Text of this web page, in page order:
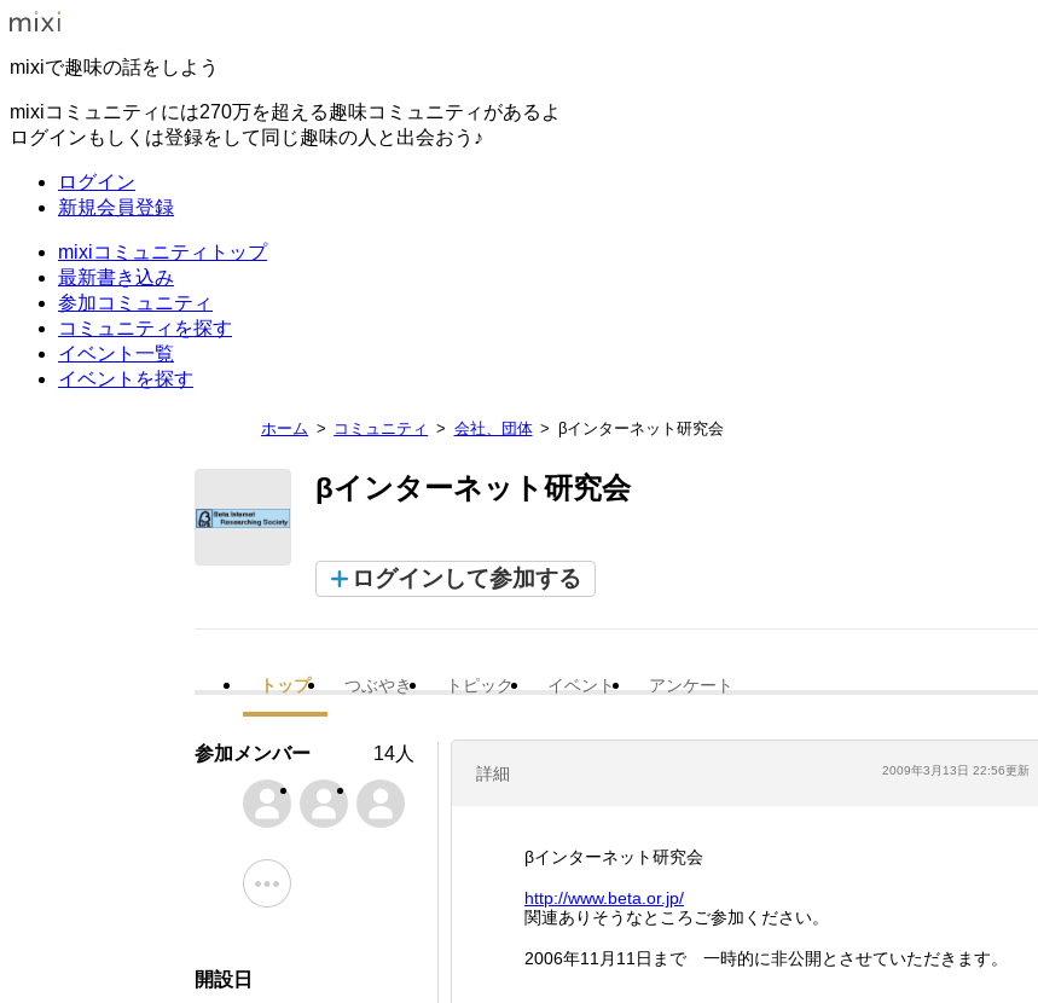
mixiで趣味の話をしよう
mixiコミュニティには270万を超える趣味コミュニティがあるよ
ログインもしくは登録をして同じ趣味の人と出会おう♪
ログイン
新規会員登録
mixiコミュニティトップ
最新書き込み
参加コミュニティ
コミュニティを探す
イベント一覧
イベントを探す
ホーム コミュニティ 会社、団体 βインターネット研究会
βインターネット研究会
ログインして参加する
トップ つぶやき トピック イベント アンケート
詳細 2009年3月13日 22:56更新
βインターネット研究会
http://www.beta.or.jp/
関連ありそうなところご参加ください。
2006年11月11日まで 一時的に非公開とさせていただきます。
参加メンバー 14人
開設日